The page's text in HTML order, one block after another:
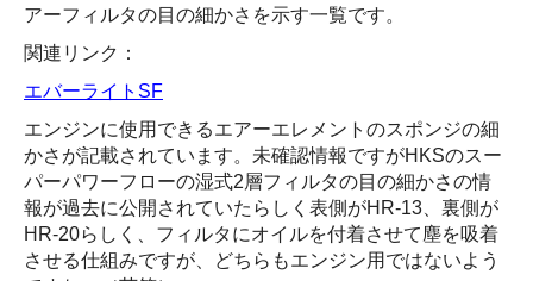
アーフィルタの目の細かさを示す一覧です。
関連リンク：
エバーライトSF
エンジンに使用できるエアーエレメントのスポンジの細
かさが記載されています。未確認情報ですがHKSのスー
パーパワーフローの湿式2層フィルタの目の細かさの情
報が過去に公開されていたらしく表側がHR-13、裏側が
HR-20らしく、フィルタにオイルを付着させて塵を吸着
させる仕組みですが、どちらもエンジン用ではないよう